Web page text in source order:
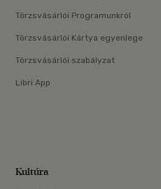
Törzsvásárlói Programunkról
Törzsvásárlói Kártya egyenlege
Törzsvásárlói szabályzat
Libri App
Kultúra